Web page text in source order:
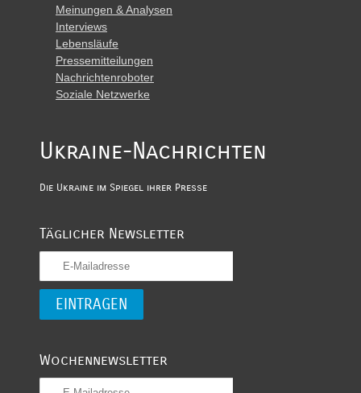
Meinungen & Analysen
Interviews
Lebensläufe
Pressemitteilungen
Nachrichtenroboter
Soziale Netzwerke
Ukraine-Nachrichten
Die Ukraine im Spiegel ihrer Presse
Täglicher Newsletter
Wochennewsletter